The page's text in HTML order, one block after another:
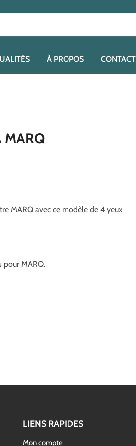
À PROPOS CONTACT
MARQ
MARQ avec ce modèle de 4 yeux
pour MARQ.
LIENS RAPIDES
Mon compte